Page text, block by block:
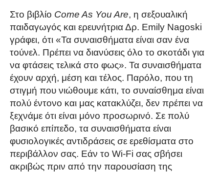
Στο βιβλίο Come As You Are, η σεξουαλική
παιδαγωγός και ερευνήτρια Δρ. Emily Nagoski
γράφει, ότι «Τα συναισθήματα είναι σαν ένα
τούνελ. Πρέπει να διανύσεις όλο το σκοτάδι για
να φτάσεις τελικά στο φως». Τα συναισθήματα
έχουν αρχή, μέση και τέλος. Παρόλο, που τη
στιγμή που νιώθουμε κάτι, το συναίσθημα είναι
πολύ έντονο και μας κατακλύζει, δεν πρέπει να
ξεχνάμε ότι είναι μόνο προσωρινό. Σε πολύ
βασικό επίπεδο, τα συναισθήματα είναι
φυσιολογικές αντιδράσεις σε ερεθίσματα στο
περιβάλλον σας. Εάν το Wi-Fi σας σβήσει
ακριβώς πριν από την παρουσίαση της